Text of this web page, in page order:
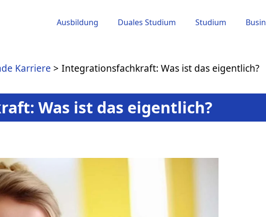
Ausbildung Duales Studium Studium
Karriere Integrationsfachkraft: Was ist das eigentlich?
Was ist das eigentlich?